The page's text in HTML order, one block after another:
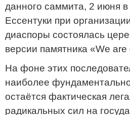
данного саммита, 2 июня в
Ессентуки при
диаспоры состоялась
версии памятника «We
На фоне этих
наиболее
остаётся фактическая
радикальных сил на